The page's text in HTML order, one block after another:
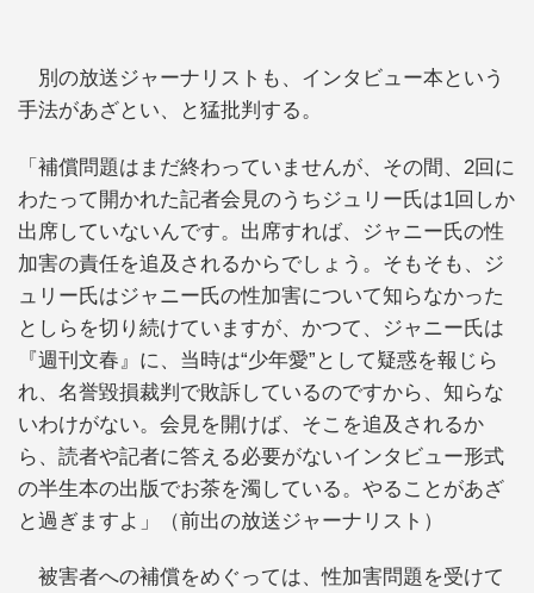
別の放送ジャーナリストも、インタビュー本という
手法があざとい、と猛批判する。
「補償問題はまだ終わっていませんが、その間、2回に
わたって開かれた記者会見のうちジュリー氏は1回しか
出席していないんです。出席すれば、ジャニー氏の性
加害の責任を追及されるからでしょう。そもそも、ジ
ュリー氏はジャニー氏の性加害について知らなかった
としらを切り続けていますが、かつて、ジャニー氏は
『週刊文春』に、当時は“少年愛”として疑惑を報じら
れ、名誉毀損裁判で敗訴しているのですから、知らな
いわけがない。会見を開けば、そこを追及されるか
ら、読者や記者に答える必要がないインタビュー形式
の半生本の出版でお茶を濁している。やることがあざ
と過ぎますよ」（前出の放送ジャーナリスト）
被害者への補償をめぐっては、性加害問題を受けて